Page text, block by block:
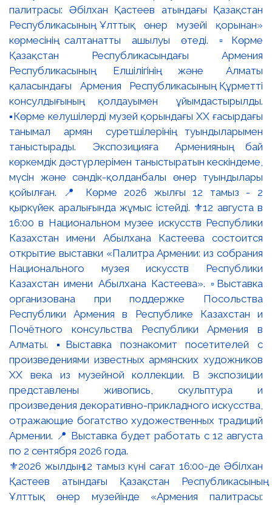
⚜️2026 жылдың 12 тамыз күні сағат 16:00-де Әбілхан
Қастеев атындағы Қазақстан Республикасының
Ұлттық өнер музейінде «Армения палитрасы: